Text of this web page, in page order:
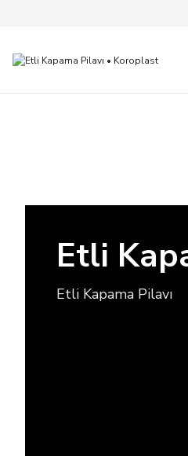
Etli
Etli Kapama Pilavı